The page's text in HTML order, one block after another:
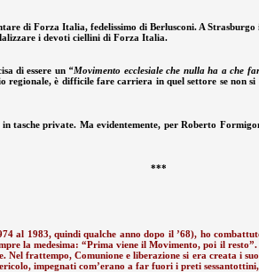
di Forza Italia, fedelissimo di Berlusconi. A
i devoti ciellini di Forza Italia.
di essere un “Movimento ecclesiale che nulla ha a che
è difficile fare carriera in quel settore se
tasche private. Ma evidentemente, per Roberto
***
al 1983, quindi qualche anno dopo il ’68), ho
la medesima: “Prima viene il Movimento, poi il
Nel frattempo, Comunione e liberazione si era creata i
impegnati com’erano a far fuori i preti